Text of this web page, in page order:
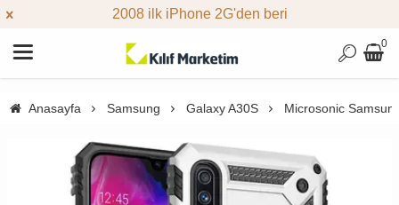
2008 ilk iPhone 2G'den beri
0
Anasayfa Samsung Galaxy A30S Microsonic